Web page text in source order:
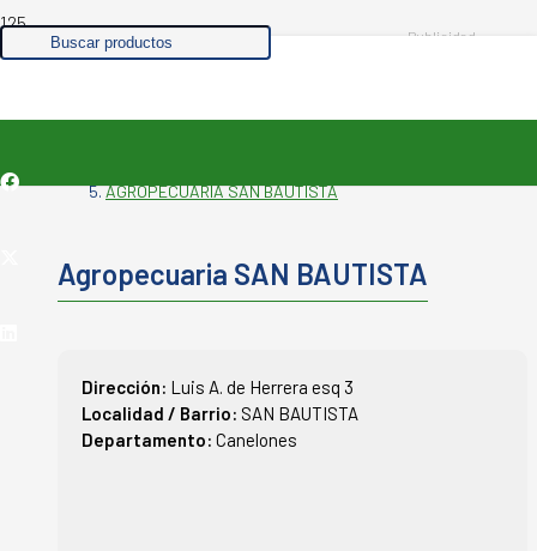
-
AGROPECUARIA SAN BAUTISTA
Agropecuaria SAN BAUTISTA
Dirección: Luis A. de Herrera esq 3
Localidad / Barrio: SAN BAUTISTA
Departamento: Canelones